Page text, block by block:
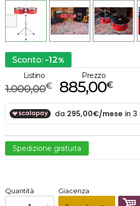
Sconto: -12%
Listino
€
1.000,00
Prezzo
€
885,00
Spedizione gratuita
x1 Prezzo finale:€885,00
Quantità Giacenza